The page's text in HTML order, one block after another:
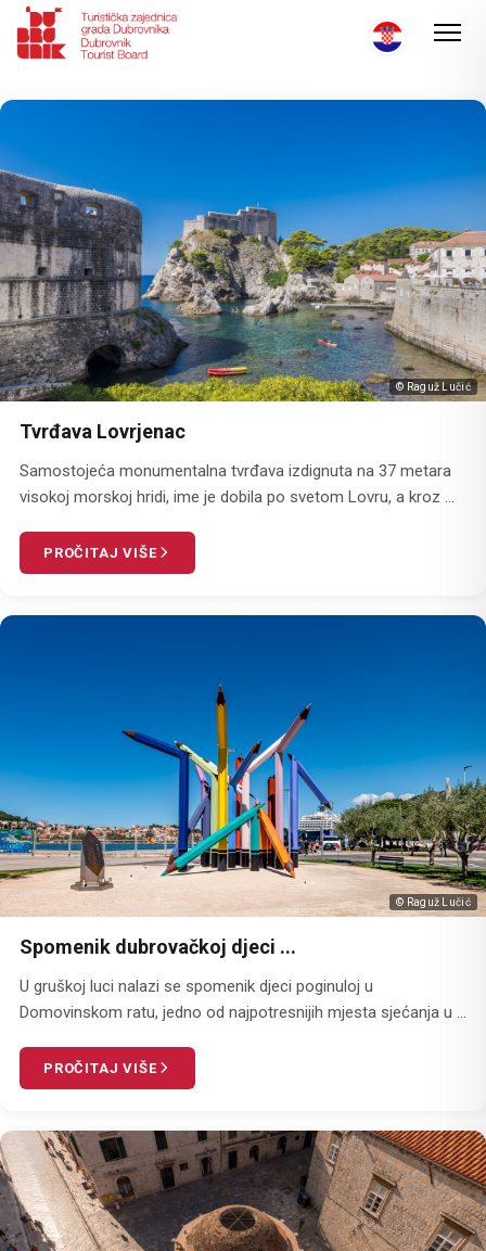
© Raguž Lučić
Tvrđava Lovrjenac
Samostojeća monumentalna tvrđava izdignuta na 37 metara
visokoj morskoj hridi, ime je dobila po svetom Lovru, a kroz ...
PROČITAJ VIŠE
© Raguž Lučić
Spomenik dubrovačkoj djeci ...
U gruškoj luci nalazi se spomenik djeci poginuloj u
Domovinskom ratu, jedno od najpotresnijih mjesta sjećanja u ...
PROČITAJ VIŠE